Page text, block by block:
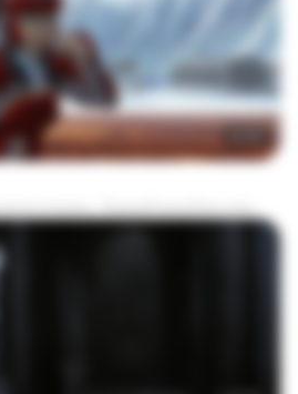
4 mois SpacePowerFan.com